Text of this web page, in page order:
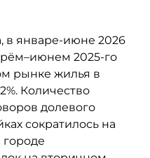
в январе-июне 2026
2025-го
рынке жилья в
Количество
долевого
сократилось на